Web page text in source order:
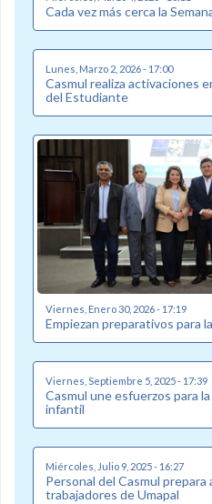
Cada vez más cerca la
Lunes, Marzo 2, 2026 - 17:00
Casmul realiza activaciones
del Estudiante
Viernes, Enero 30, 2026 - 17:19
Empiezan preparativos para
Viernes, Septiembre 5, 2025 - 17:39
Casmul une esfuerzos para
infantil
Miércoles, Julio 9, 2025 - 16:27
Personal del Casmul prepara
trabajadores de Umapal